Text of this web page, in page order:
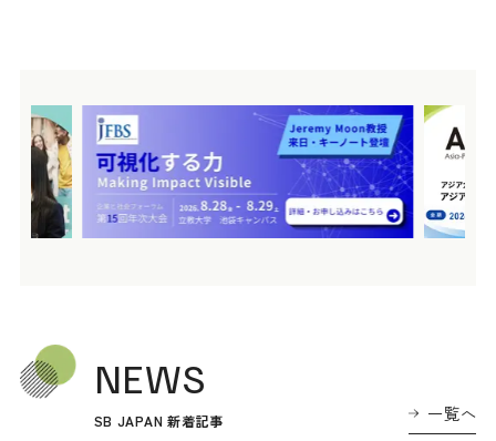
NEWS
SB JAPAN 新着記事 一覧へ